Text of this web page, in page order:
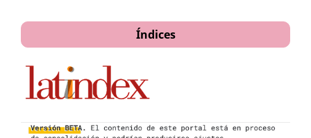
Índices